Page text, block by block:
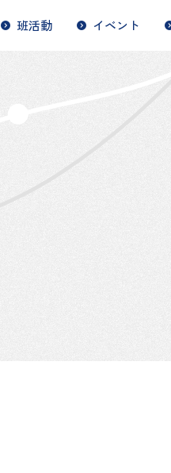
班活動 イベント